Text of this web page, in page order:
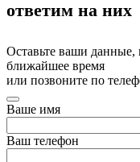
ответим на них
Оставьте ваши данные,
ближайшее время
или позвоните по
Ваше имя
Ваш телефон